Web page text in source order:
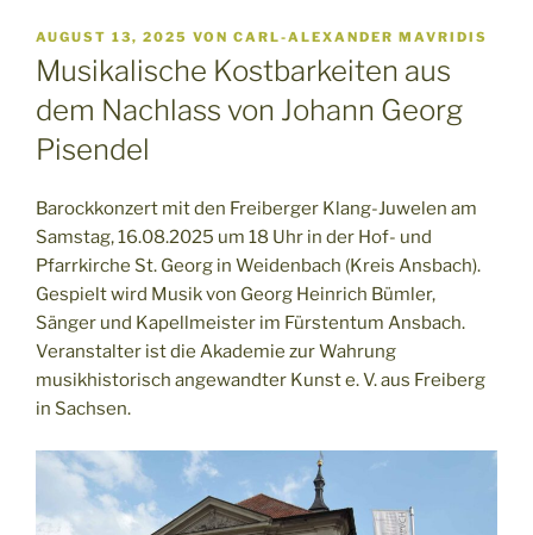
VERÖFFENTLICHT
AM
AUGUST 13, 2025 VON CARL-ALEXANDER MAVRIDIS
Musikalische Kostbarkeiten aus
dem Nachlass von Johann Georg
Pisendel
Barockkonzert mit den Freiberger Klang-Juwelen am
Samstag, 16.08.2025 um 18 Uhr in der Hof- und
Pfarrkirche St. Georg in Weidenbach (Kreis Ansbach).
Gespielt wird Musik von Georg Heinrich Bümler,
Sänger und Kapellmeister im Fürstentum Ansbach.
Veranstalter ist die Akademie zur Wahrung
musikhistorisch angewandter Kunst e. V. aus Freiberg
in Sachsen.